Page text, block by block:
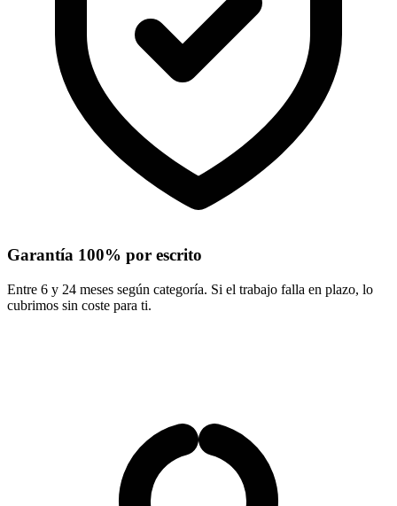
Garantía 100% por escrito
Entre 6 y 24 meses según categoría. Si el trabajo falla en plazo, lo
cubrimos sin coste para ti.